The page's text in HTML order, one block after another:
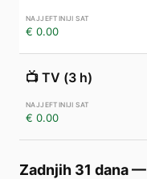
€ 0.00
📺 TV (3 h)
€ 0.00
Zadnjih 31 dana—